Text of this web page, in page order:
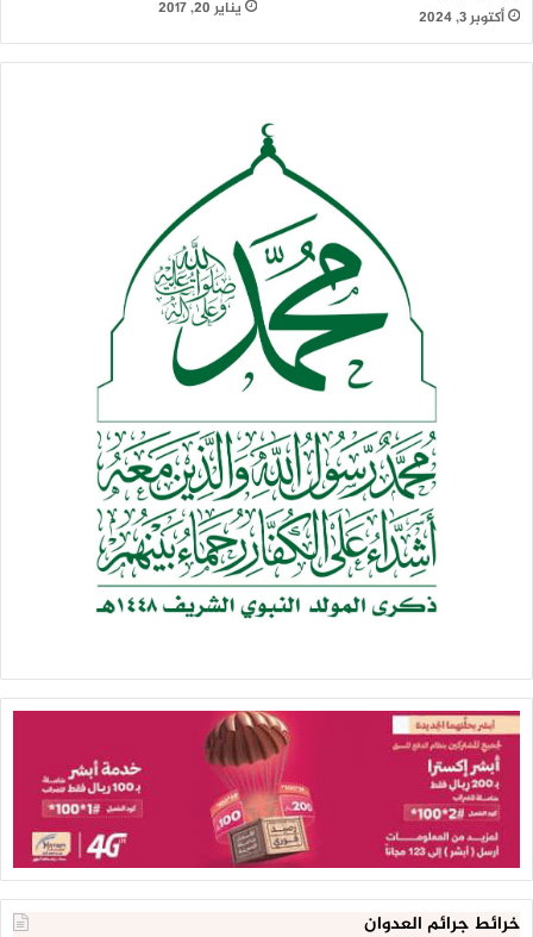
أكتوبر 3, 2024 يناير 20, 2017
خرائط جرائم العدوان